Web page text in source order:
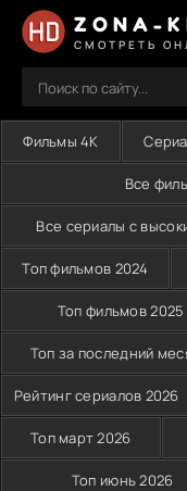
ZONA-
СМОТРЕТЬ
Фильмы 4K
Все
Все сериалы с
Топ фильмов 2024
Топ фильмов 2025
Топ за последний
Рейтинг сериалов 2026
Топ март 2026
Топ июнь 2026